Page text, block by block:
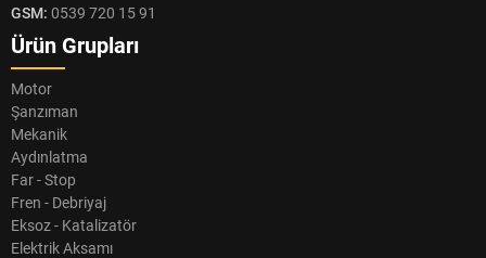
GSM: 0539 720 15 91
Ürün Grupları
Motor
Şanzıman
Mekanik
Aydınlatma
Far - Stop
Fren - Debriyaj
Eksoz - Katalizatör
Elektrik Aksamı